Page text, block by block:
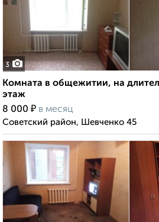
3
Комната в общежитии, на
этаж
8 000 ₽ в месяц
Советский район, Шевченко 45